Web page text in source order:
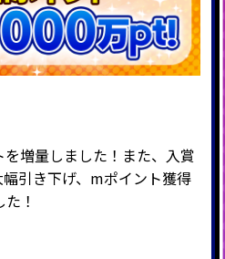
増量しました！また、入賞
引き下げ、mポイント獲得
！